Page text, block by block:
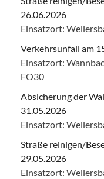
26.06.2026
Einsatzort:
Verkehrsunfall am
Einsatzort:
FO30
Absicherung der
31.05.2026
Einsatzort:
Straße reinigen/
29.05.2026
Einsatzort: